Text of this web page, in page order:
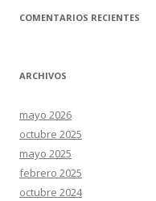
COMENTARIOS RECIENTES
ARCHIVOS
mayo 2026
octubre 2025
mayo 2025
febrero 2025
octubre 2024